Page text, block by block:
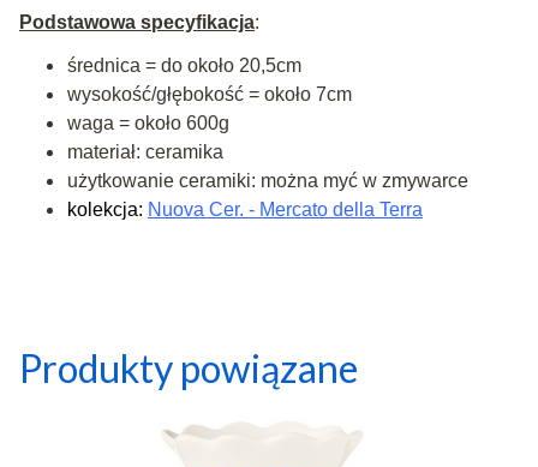
Podstawowa specyfikacja:
średnica = do około 20,5cm
wysokość/głębokość = około 7cm
waga = około 600g
materiał: ceramika
użytkowanie ceramiki: można myć w zmywarce
kolekcja: Nuova Cer. - Mercato della Terra
Produkty powiązane